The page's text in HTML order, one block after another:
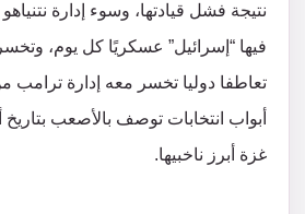
نتيجة فشل قيادتها، وسوء إدارة
فيها “إسرائيل” عسكريًا كل يوم،
تعاطفا دوليا تخسر معه إدارة
أبواب انتخابات توصف بالأصعب
غزة أبرز ناخبيها.